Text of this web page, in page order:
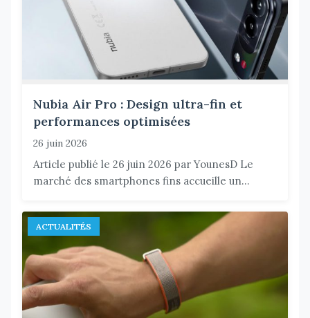
Nubia Air Pro : Design ultra-fin et
performances optimisées
26 juin 2026
Article publié le 26 juin 2026 par YounesD Le
marché des smartphones fins accueille un...
ACTUALITÉS